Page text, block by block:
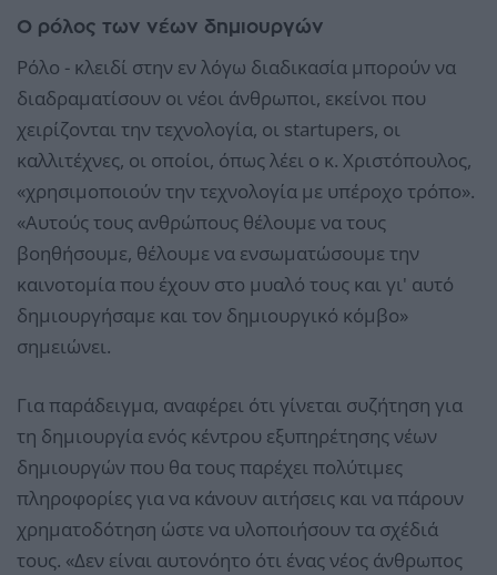
Ο ρόλος των νέων δημιουργών
Ρόλο - κλειδί στην εν λόγω διαδικασία μπορούν να
διαδραματίσουν οι νέοι άνθρωποι, εκείνοι που
χειρίζονται την τεχνολογία, οι startupers, οι
καλλιτέχνες, οι οποίοι, όπως λέει ο κ. Χριστόπουλος,
«χρησιμοποιούν την τεχνολογία με υπέροχο τρόπο».
«Αυτούς τους ανθρώπους θέλουμε να τους
βοηθήσουμε, θέλουμε να ενσωματώσουμε την
καινοτομία που έχουν στο μυαλό τους και γι' αυτό
δημιουργήσαμε και τον δημιουργικό κόμβο»
σημειώνει.
Για παράδειγμα, αναφέρει ότι γίνεται συζήτηση για
τη δημιουργία ενός κέντρου εξυπηρέτησης νέων
δημιουργών που θα τους παρέχει πολύτιμες
πληροφορίες για να κάνουν αιτήσεις και να πάρουν
χρηματοδότηση ώστε να υλοποιήσουν τα σχέδιά
τους. «Δεν είναι αυτονόητο ότι ένας νέος άνθρωπος